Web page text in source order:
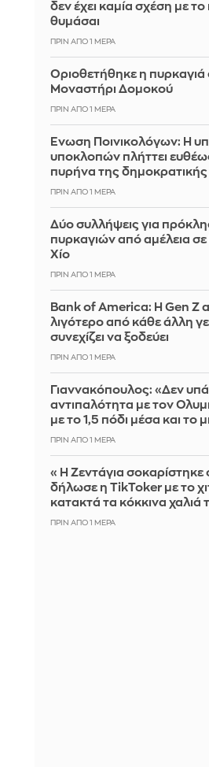
δεν έχει καμία σχέση με
θυμάσαι
ΠΡΙΝ ΑΠΌ 1 ΜΈΡΑ
Οριοθετήθηκε η πυρκαγιά
Μοναστήρι Δομοκού
ΠΡΙΝ ΑΠΌ 1 ΜΈΡΑ
Ένωση Ποινικολόγων: Η
υποκλοπών πλήττει
πυρήνα της δημοκρατικής
ΠΡΙΝ ΑΠΌ 1 ΜΈΡΑ
Δύο συλλήψεις για
πυρκαγιών από αμέλεια σε
Χίο
ΠΡΙΝ ΑΠΌ 1 ΜΈΡΑ
Bank of America: Η Gen Z
λιγότερο από κάθε άλλη
συνεχίζει να ξοδεύει
ΠΡΙΝ ΑΠΌ 1 ΜΈΡΑ
Γιαννακόπουλος: «Δεν
αντιπαλότητα με τον
με το 1,5 πόδι μέσα και το
ΠΡΙΝ ΑΠΌ 1 ΜΈΡΑ
«Η Ζεντάγια σοκαρίστηκε
δήλωσε η TikToker με το
κατακτά τα κόκκινα χαλιά
ΠΡΙΝ ΑΠΌ 1 ΜΈΡΑ